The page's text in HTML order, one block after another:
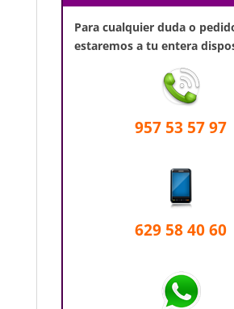
Para cualquier duda o
estaremos a tu entera
957 53 57 97
629 58 40 60